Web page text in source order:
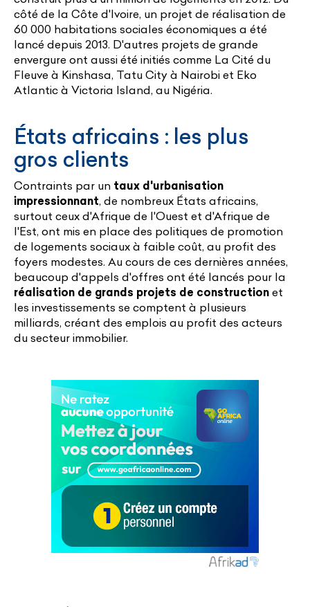
côté de la Côte d'Ivoire, un projet de réalisation de
60 000 habitations sociales économiques a été
lancé depuis 2013. D'autres projets de grande
envergure ont aussi été initiés comme La Cité du
Fleuve à Kinshasa, Tatu City à Nairobi et Eko
Atlantic à Victoria Island, au Nigéria.
États africains : les plus
gros clients
Contraints par un taux d'urbanisation
impressionnant, de nombreux États africains,
surtout ceux d'Afrique de l'Ouest et d'Afrique de
l'Est, ont mis en place des politiques de promotion
de logements sociaux à faible coût, au profit des
foyers modestes. Au cours de ces dernières années,
beaucoup d'appels d'offres ont été lancés pour la
réalisation de grands projets de construction et
les investissements se comptent à plusieurs
milliards, créant des emplois au profit des acteurs
du secteur immobilier.